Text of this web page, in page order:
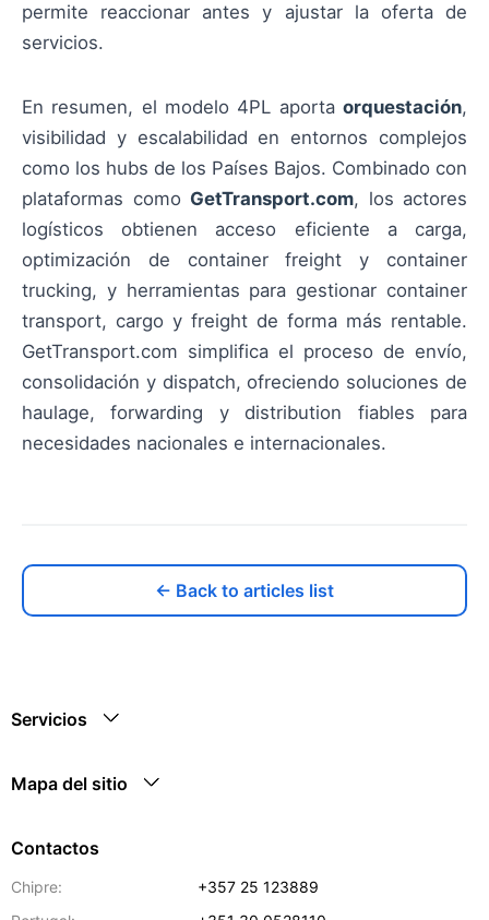
permite reaccionar antes y ajustar la oferta de
servicios.
En resumen, el modelo 4PL aporta orquestación,
visibilidad y escalabilidad en entornos complejos
como los hubs de los Países Bajos. Combinado con
plataformas como GetTransport.com, los actores
logísticos obtienen acceso eficiente a carga,
optimización de container freight y container
trucking, y herramientas para gestionar container
transport, cargo y freight de forma más rentable.
GetTransport.com simplifica el proceso de envío,
consolidación y dispatch, ofreciendo soluciones de
haulage, forwarding y distribution fiables para
necesidades nacionales e internacionales.
← Back to articles list
Servicios
Mapa del sitio
Contactos
Chipre:
+357 25 123889